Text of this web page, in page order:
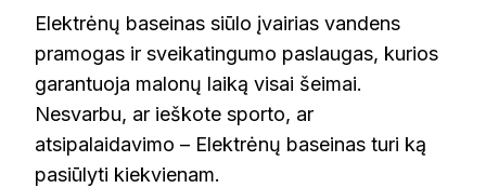
Elektrėnų baseinas siūlo įvairias vandens
pramogas ir sveikatingumo paslaugas, kurios
garantuoja malonų laiką visai šeimai.
Nesvarbu, ar ieškote sporto, ar
atsipalaidavimo – Elektrėnų baseinas turi ką
pasiūlyti kiekvienam.